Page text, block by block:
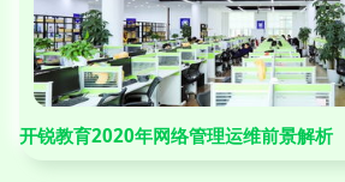
开锐教育2020年网络管理运维前景解析